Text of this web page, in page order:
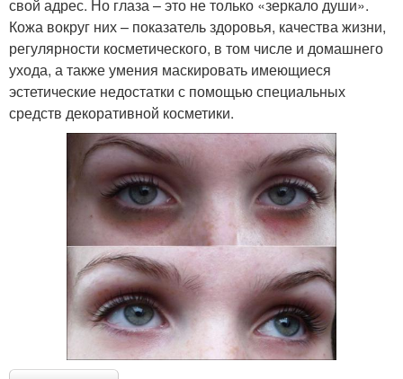
свой адрес. Но глаза – это не только «зеркало души».
Кожа вокруг них – показатель здоровья, качества жизни,
регулярности косметического, в том числе и домашнего
ухода, а также умения маскировать имеющиеся
эстетические недостатки с помощью специальных
средств декоративной косметики.